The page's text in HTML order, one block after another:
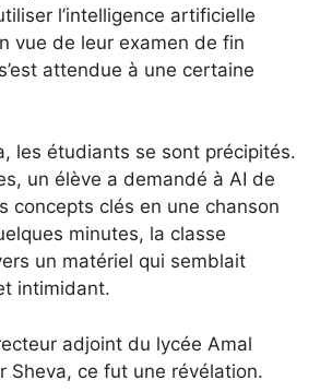
l’intelligence artificielle
vue de leur examen de fin
attendue à une certaine
les étudiants se sont précipités.
un élève a demandé à AI de
concepts clés en une chanson
minutes, la classe
un matériel qui semblait
intimidant.
adjoint du lycée Amal
Sheva, ce fut une révélation.